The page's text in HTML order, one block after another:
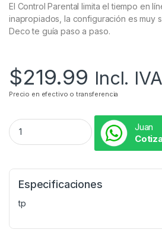
El Control Parental limita el tiempo en
inapropiados, la configuración es muy
Deco te guía paso a paso.
$219.99 Incl. IVA
Precio en efectivo o transferencia
Juan
Especificaciones
tp